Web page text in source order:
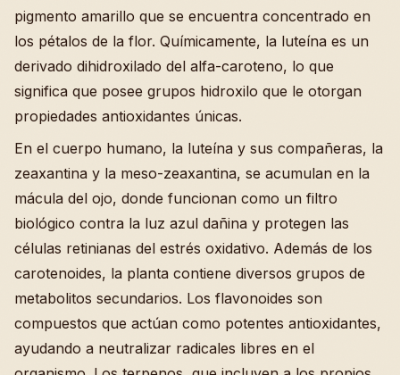
pigmento amarillo que se encuentra concentrado en
los pétalos de la flor. Químicamente, la luteína es un
derivado dihidroxilado del alfa-caroteno, lo que
significa que posee grupos hidroxilo que le otorgan
propiedades antioxidantes únicas.
En el cuerpo humano, la luteína y sus compañeras, la
zeaxantina y la meso-zeaxantina, se acumulan en la
mácula del ojo, donde funcionan como un filtro
biológico contra la luz azul dañina y protegen las
células retinianas del estrés oxidativo. Además de los
carotenoides, la planta contiene diversos grupos de
metabolitos secundarios. Los flavonoides son
compuestos que actúan como potentes antioxidantes,
ayudando a neutralizar radicales libres en el